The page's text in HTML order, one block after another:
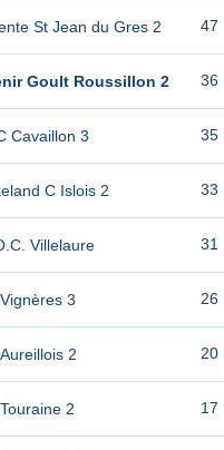
St Jean du Gres 2
Goult Roussillon 2
Cavaillon 3
C Islois 2
Villelaure
3
2
2
47
36
35
33
31
26
20
17